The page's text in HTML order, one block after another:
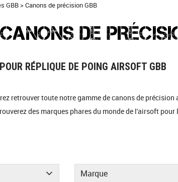
GBB>Canons de précision GBB
CANONS DE
RÉPLIQUE DE POING AIRSOFT GBB
retrouver toute notre gamme de canons de
des marques phares du monde de l'airsoft
Marque